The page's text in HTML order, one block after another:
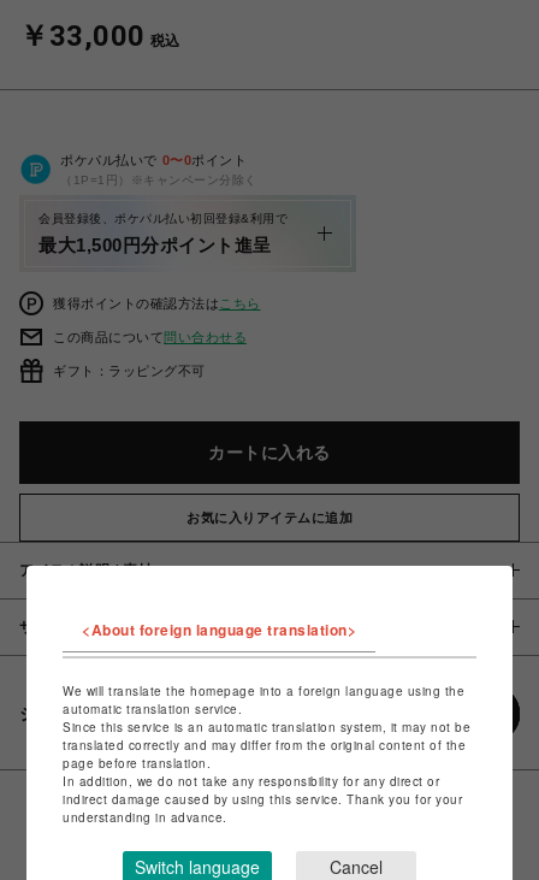
￥33,000 税込
ポケパル払いで 0〜0ポイント
（1P=1円）※キャンペーン分除く
会員登録後、ポケパル払い初回登録&利用で
最大1,500円分ポイント進呈
獲得ポイントの確認方法は こちら
この商品について問い合わせる
ギフト：ラッピング不可
カートに入れる
お気に入りアイテムに追加
アイテム説明 / 素材
サイズ
シェアする
<About foreign language translation>
We will translate the homepage into a foreign language using the
automatic translation service.
Since this service is an automatic translation system, it may not be
translated correctly and may differ from the original content of the
page before translation.
In addition, we do not take any responsibility for any direct or
indirect damage caused by using this service. Thank you for your
understanding in advance.
Switch language Cancel